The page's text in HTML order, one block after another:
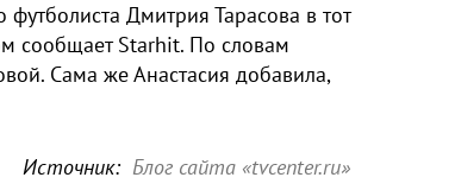
Дмитрия Тарасова в тот
сообщает Starhit. По словам
Сама же Анастасия добавила,
Источник: Блог сайта «tvcenter.ru»